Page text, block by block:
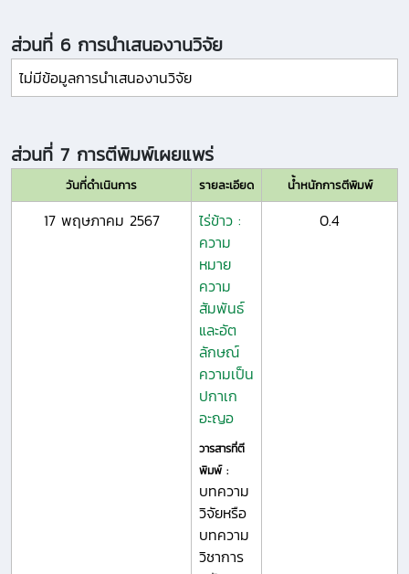
ส่วนที่ 6 การนำเสนองานวิจัย
ไม่มีข้อมูลการนำเสนองานวิจัย
ส่วนที่ 7 การตีพิมพ์เผยแพร่
วันที่ดำเนินการ รายละเอียด น้ำหนักการตีพิมพ์
17 พฤษภาคม 2567
ไร่ข้าว :
ความ
หมาย
ความ
สัมพันธ์
และอัต
ลักษณ์
ความเป็น
ปกาเก
อะญอ
วารสารที่ตี
พิมพ์ :
บทความ
วิจัยหรือ
บทความ
วิชาการ
0.4